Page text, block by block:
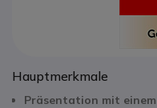
Hauptmerkmale
Präsentation mit einem